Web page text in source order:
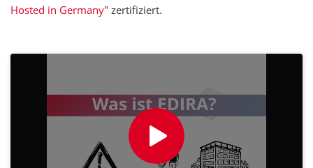
Hosted in Germany" zertifiziert.